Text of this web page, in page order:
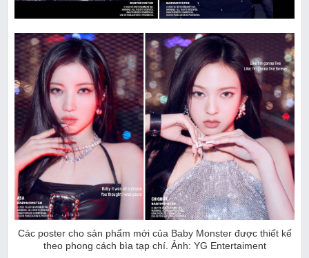
Các poster cho sản phẩm mới của Baby Monster được thiết kế
theo phong cách bìa tạp chí. Ảnh: YG Entertaiment